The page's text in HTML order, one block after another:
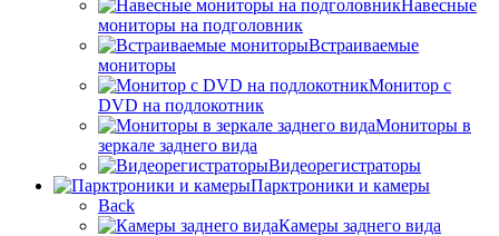
Навесные
мониторы на подголовник
Встраиваемые
мониторы
Монитор с
DVD на подлокотник
Мониторы в
зеркале заднего вида
Видеорегистраторы
Парктроники и камеры
Back
Камеры заднего вида